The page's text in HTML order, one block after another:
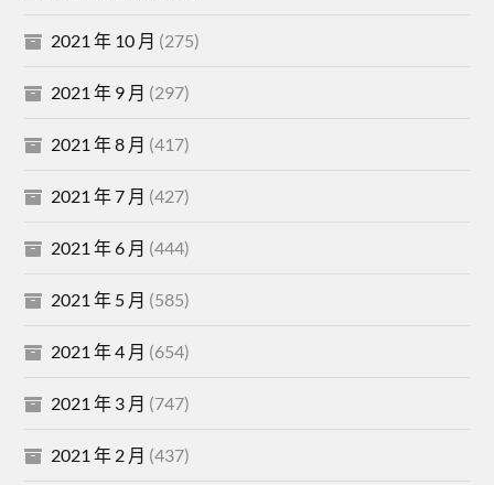
2021 年 10 月 (275)
2021 年 9 月 (297)
2021 年 8 月 (417)
2021 年 7 月 (427)
2021 年 6 月 (444)
2021 年 5 月 (585)
2021 年 4 月 (654)
2021 年 3 月 (747)
2021 年 2 月 (437)